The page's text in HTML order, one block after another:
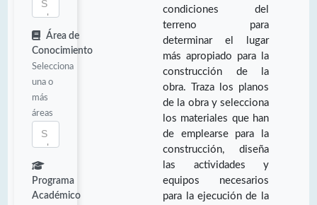
Área de
Conocimiento
Selecciona
una o
más
áreas
Programa
Académico
condiciones del
terreno para
determinar el lugar
más apropiado para la
construcción de la
obra. Traza los planos
de la obra y selecciona
los materiales que han
de emplearse para la
construcción, diseña
las actividades y
equipos necesarios
para la ejecución de la